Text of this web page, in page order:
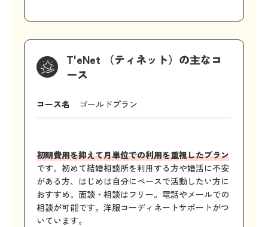
T'eNet （ティネット）の主なコ
ース
コース名 ゴールドプラン
初期費用を抑えて月単位での利用を重視したプラン
です。初めて結婚相談所を利用する方や婚活に不安
がある方、はじめは自分にペースで活動したい方に
おすすめ。面談・相談はフリー。電話やメールでの
相談が可能です。洋服コーディネートサポートがつ
いています。